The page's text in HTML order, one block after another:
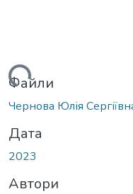
Файли
Чернова Юлія
Дата
2023
Автори